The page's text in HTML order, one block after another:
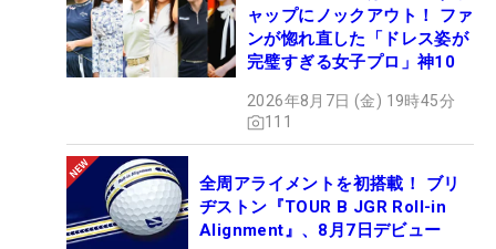
ャップにノックアウト！ ファ
ンが惚れ直した「ドレス姿が
完璧すぎる女子プロ」神10
2026年8月7日 (金) 19時45分
111
全周アライメントを初搭載！ ブリ
ヂストン『TOUR B JGR Roll-in
Alignment』、8月7日デビュー